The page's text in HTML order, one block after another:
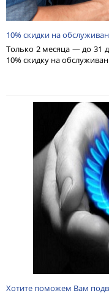
10% скидки на
Только 2 месяца — до 31
10% скидку на
Хотите поможем Вам